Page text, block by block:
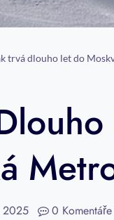
trvá dlouho let do
2025 0 Komentáře